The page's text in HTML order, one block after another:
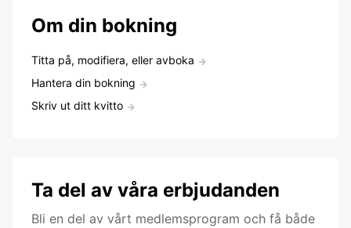
Om din bokning
Titta på, modifiera, eller avboka
Hantera din bokning
Skriv ut ditt kvitto
Ta del av våra erbjudanden
Bli en del av vårt medlemsprogram och få både